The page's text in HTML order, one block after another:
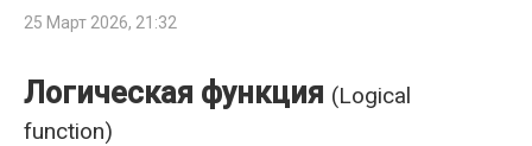
25 Март 2026, 21:32
Логическая функция (Logical
function)